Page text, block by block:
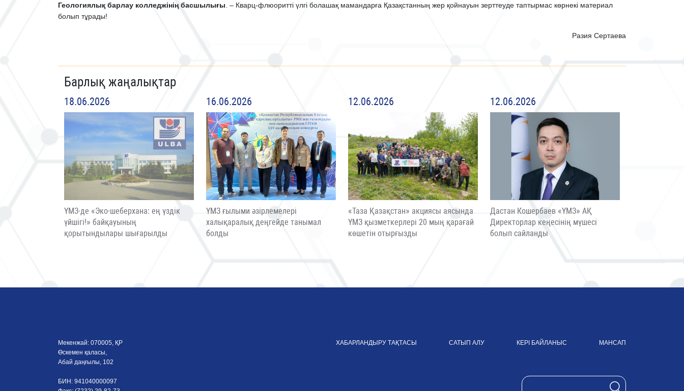
Геологиялық барлау колледжінің басшылығы . – Кварц-флюоритті үлгі болашақ мамандарға Қазақстанның жер қойнауын зерттеуде таптырмас көрнекі материал
болып тұрады!
Разия Сертаева
Барлық жаңалықтар
18.06.2026
ҮМЗ-де «Эко-шеберхана: ең үздік
үйшігі!» байқауының
қорытындылары шығарылды
16.06.2026
ҮМЗ ғылыми әзірлемелері
халықаралық деңгейде танымал
болды
12.06.2026
«Таза Қазақстан» акциясы аясында
ҮМЗ қызметкерлері 20 мың қарағай
көшетін отырғызды
12.06.2026
Дастан Кошербаев «ҮМЗ» АҚ
Директорлар кеңесінің мүшесі
болып сайланды
Мекенжай: 070005, ҚР
Өскемен қаласы,
Абай даңғылы, 102
БИН: 941040000097
ХАБАРЛАНДЫРУ ТАҚТАСЫ САТЫП АЛУ КЕРІ БАЙЛАНЫС МАНСАП